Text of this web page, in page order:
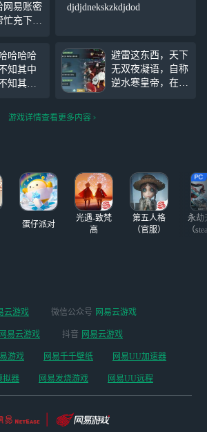
网易账密
忙充下这
头有三
玩的
分开来
浮生若
是很鬼
有天赏
djdjdnekskzkdjdod
哈哈哈
知其中
知其中
，半醒
避雷这东西，天下
无双夜凝语，自称
逆水寒皇帝，在跳
死性不改，啥也不
是的陡m
游戏详情查看更多内容
蛋仔派对
光遇-致梵
高
第五人格
（官服）
永劫
（
云游戏 微信公众号 网易云游戏
网易云游戏 抖音 网易云游戏
游戏 网易千千壁纸 网易UU加速器
拟器 网易发烧游戏 网易UU远程